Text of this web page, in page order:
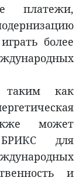
платежи,
более
таким как
может
БРИКС для
и